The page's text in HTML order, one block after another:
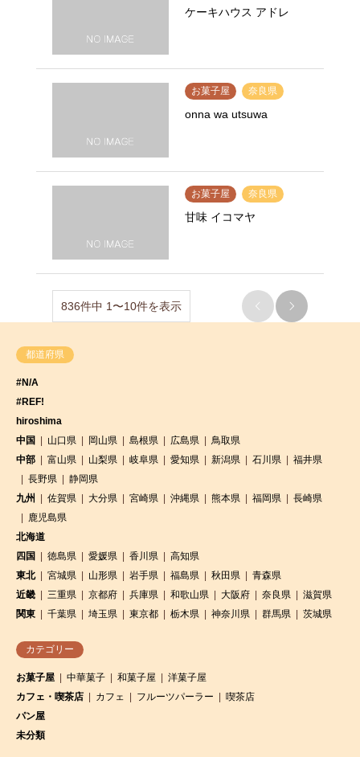
ケーキハウス アドレ
お菓子屋 奈良県
onna wa utsuwa
お菓子屋 奈良県
甘味 イコマヤ
836件中 1〜10件を表示  
都道府県
#N/A
#REF!
hiroshima
中国
山口県 岡山県 島根県 広島県
鳥取県
中部
富山県 山梨県 岐阜県 愛知県 新潟県 石川県
福井県
長野県
静岡県
九州
佐賀県 大分県 宮崎県 沖縄県 熊本県 福岡県
長崎県
鹿児島県
北海道
四国
徳島県 愛媛県 香川県
高知県
東北
宮城県 山形県 岩手県 福島県 秋田県
青森県
近畿
三重県 京都府 兵庫県 和歌山県 大阪府 奈良県
滋賀県
関東
千葉県 埼玉県 東京都 栃木県 神奈川県 群馬県 茨城県
カテゴリー
お菓子屋 中華菓子 和菓子屋
洋菓子屋
カフェ・喫茶店
カフェ フルーツパーラー
喫茶店
パン屋
未分類